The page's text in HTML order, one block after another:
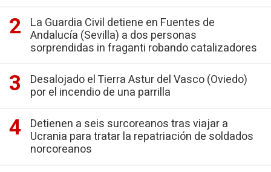
La Guardia Civil detiene en Fuentes de
Andalucía (Sevilla) a dos personas
sorprendidas in fraganti robando catalizadores
Desalojado el Tierra Astur del Vasco (Oviedo)
por el incendio de una parrilla
Detienen a seis surcoreanos tras viajar a
Ucrania para tratar la repatriación de soldados
norcoreanos